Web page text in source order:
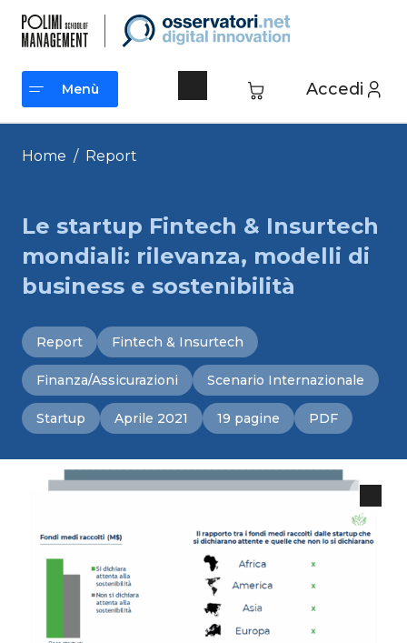
contenuto
Accedi
Menù
Menù
Home / Report
Le startup Fintech & Insurtech
mondiali: rilevanza, modelli di
business e sostenibilità
Report Fintech & Insurtech
Finanza/Assicurazioni Scenario Internazionale
Startup Aprile 2021 19 pagine PDF